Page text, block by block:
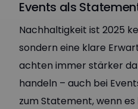
Events als
Nachhaltigkeit ist 2025
sondern eine klare
achten immer stärker
handeln – auch bei
zum Statement, wenn es